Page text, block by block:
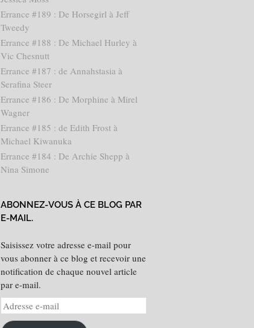
Errance #189 : De Horsegirl à Jeff
Tweedy
Errance #188 : De Michael Hurley à
Vic Chesnutt
Errance #187 : de Annahstasia à
Serafina Steer
Errance #186 : De Morphine à Mirel
Wagner
Errance #185 : de Edith Frost à
Michael Kiwanuka
Errance #184 : De Archie Shepp à
Nina Simone
ABONNEZ-VOUS À CE BLOG PAR
E-MAIL.
Saisissez votre adresse e-mail pour
vous abonner à ce blog et recevoir une
notification de chaque nouvel article
par e-mail.
Adresse
e-